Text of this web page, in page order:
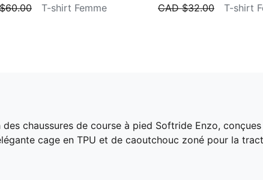
T-shirt Femme
CAD $32.00
T-shirt
chaussures de course à pied Softride Enzo,
cage en TPU et de caoutchouc zoné pour la